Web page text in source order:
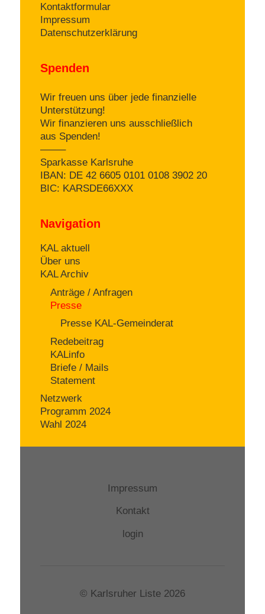
Kontaktformular
Impressum
Datenschutzerklärung
Spenden
Wir freuen uns über jede finanzielle
Unterstützung!
Wir finanzieren uns ausschließlich
aus Spenden!
——–
Sparkasse Karlsruhe
IBAN: DE 42 6605 0101 0108 3902 20
BIC: KARSDE66XXX
Navigation
KAL aktuell
Über uns
KAL Archiv
Anträge / Anfragen
Presse
Presse KAL-Gemeinderat
Redebeitrag
KALinfo
Briefe / Mails
Statement
Netzwerk
Programm 2024
Wahl 2024
Impressum
Kontakt
login
© Karlsruher Liste 2026